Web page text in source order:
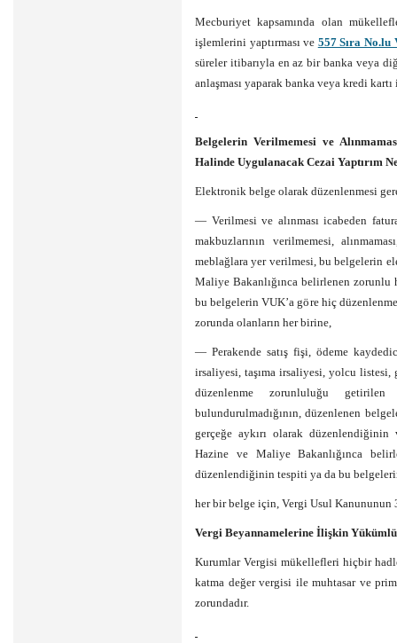
Mecburiyet kapsamında olan
işlemlerini yaptırması ve 557 Sıra
süreler itibarıyla en az bir banka veya
anlaşması yaparak banka veya kredi
Belgelerin Verilmemesi ve
Halinde Uygulanacak Cezai Yaptırım
Elektronik belge olarak düzenlenmesi
— Verilmesi ve alınması icabeden
makbuzlarının verilmemesi,
meblağlara yer verilmesi, bu belgelerin
Maliye Bakanlığınca belirlenen zorunlu
bu belgelerin VUK’a göre hiç
zorunda olanların her birine,
— Perakende satış fişi, ödeme
irsaliyesi, taşıma irsaliyesi, yolcu
düzenlenme zorunluluğu getirilen
bulundurulmadığının, düzenlenen
gerçeğe aykırı olarak
Hazine ve Maliye Bakanlığınca
düzenlendiğinin tespiti ya da bu
her bir belge için, Vergi Usul Kanununun
Vergi Beyannamelerine İlişkin
Kurumlar Vergisi mükellefleri hiçbir
katma değer vergisi ile muhtasar ve
zorundadır.